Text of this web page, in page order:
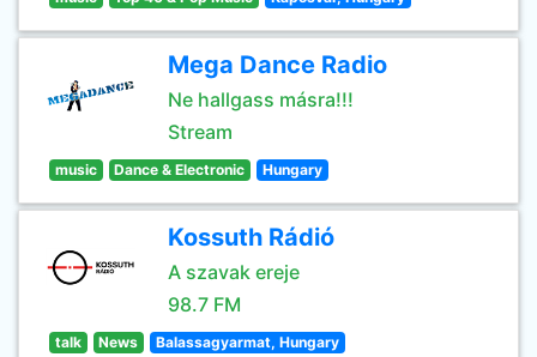
Mega Dance Radio
Ne hallgass másra!!!
Stream
music Dance & Electronic Hungary
Kossuth Rádió
A szavak ereje
98.7 FM
talk News Balassagyarmat, Hungary